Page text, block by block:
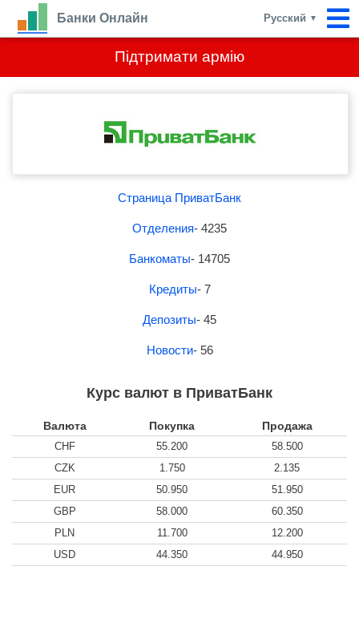
Підтримати армію
Банки Онлайн Русский ▼
Страница ПриватБанк
Отделения- 4235
Банкоматы- 14705
Кредиты- 7
Депозиты- 45
Новости- 56
Курс валют в ПриватБанк
Валюта Покупка Продажа
CHF 55.200
58.500
CZK
1.750
2.135
EUR
50.950
51.950
GBP
58.000
60.350
PLN
11.700
12.200
USD
44.350 44.950